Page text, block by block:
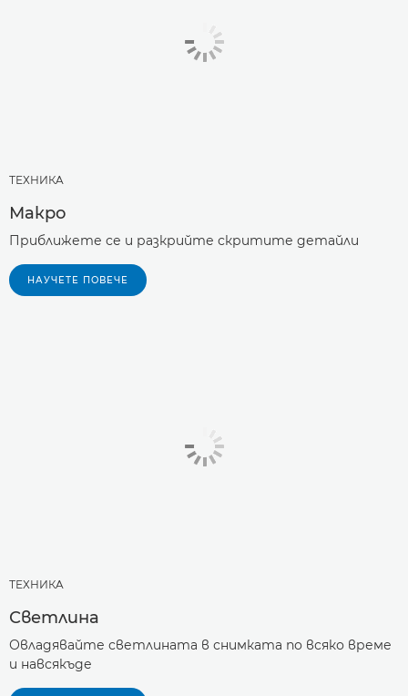
ТЕХНИКA
Макро
Приближете се и разкрийте скритите детайли
НАУЧЕТЕ ПОВЕЧЕ
ТЕХНИКA
Светлина
Овладявайте светлината в снимката по всяко време
и навсякъде